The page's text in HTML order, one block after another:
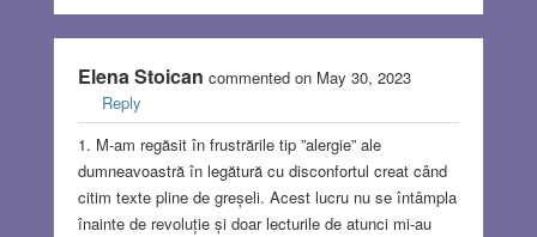
Elena Stoican commented on May 30, 2023
Reply
1. M-am regăsit în frustrările tip ”alergie” ale
dumneavoastră în legătură cu disconfortul creat când
citim texte pline de greșeli. Acest lucru nu se întâmpla
înainte de revoluție și doar lecturile de atunci mi-au